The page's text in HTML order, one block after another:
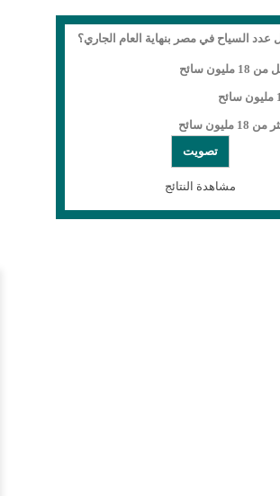
السياح في مصر بنهاية العام الجاري؟
18 مليون سائح
18 مليون سائح
مشاهدة النتائج